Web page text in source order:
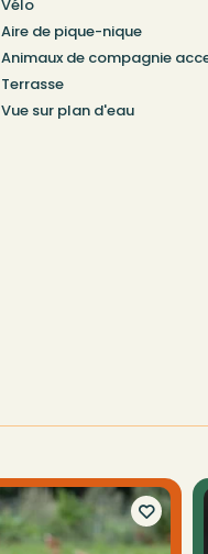
Vélo
Aire de pique-nique
Animaux de compagnie
Terrasse
Vue sur plan d'eau